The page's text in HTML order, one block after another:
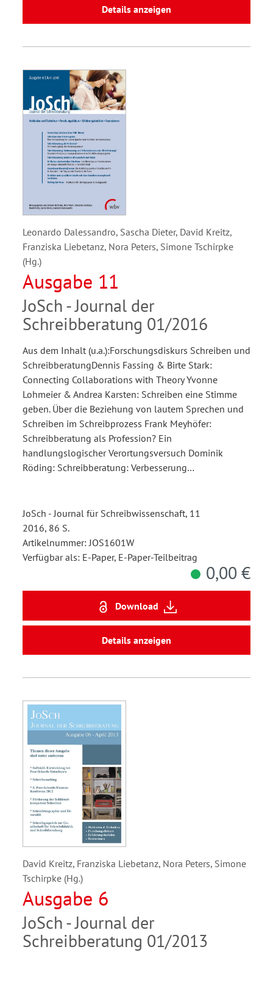
Details anzeigen
Leonardo Dalessandro, Sascha Dieter, David Kreitz,
Franziska Liebetanz, Nora Peters, Simone Tschirpke
(Hg.)
Ausgabe 11
JoSch - Journal der
Schreibberatung 01/2016
Aus dem Inhalt (u.a.):Forschungsdiskurs Schreiben und
SchreibberatungDennis Fassing & Birte Stark:
Connecting Collaborations with Theory Yvonne
Lohmeier & Andrea Karsten: Schreiben eine Stimme
geben. Über die Beziehung von lautem Sprechen und
Schreiben im Schreibprozess Frank Meyhöfer:
Schreibberatung als Profession? Ein
handlungslogischer Verortungsversuch Dominik
Röding: Schreibberatung: Verbesserung…
JoSch - Journal für Schreibwissenschaft, 11
2016, 86 S.
Artikelnummer: JOS1601W
Verfügbar als: E-Paper, E-Paper-Teilbeitrag
0,00 €
Download
Details anzeigen
David Kreitz, Franziska Liebetanz, Nora Peters, Simone
Tschirpke (Hg.)
Ausgabe 6
JoSch - Journal der
Schreibberatung 01/2013